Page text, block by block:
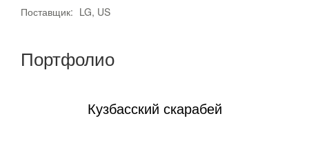
Поставщик: LG, US
Портфолио
Кузбасский скарабей